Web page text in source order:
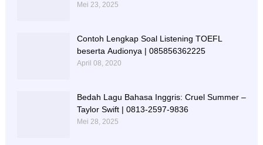
Mei 23, 2025
Contoh Lengkap Soal Listening TOEFL
beserta Audionya | 085856362225
April 08, 2020
Bedah Lagu Bahasa Inggris: Cruel Summer –
Taylor Swift | 0813-2597-9836
Mei 28, 2025